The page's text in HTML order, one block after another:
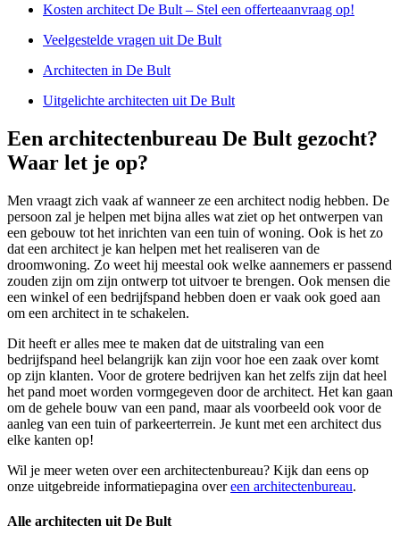
Kosten architect De Bult – Stel een offerteaanvraag op!
Veelgestelde vragen uit De Bult
Architecten in De Bult
Uitgelichte architecten uit De Bult
Een architectenbureau De Bult gezocht?
Waar let je op?
Men vraagt zich vaak af wanneer ze een architect nodig hebben. De
persoon zal je helpen met bijna alles wat ziet op het ontwerpen van
een gebouw tot het inrichten van een tuin of woning. Ook is het zo
dat een architect je kan helpen met het realiseren van de
droomwoning. Zo weet hij meestal ook welke aannemers er passend
zouden zijn om zijn ontwerp tot uitvoer te brengen. Ook mensen die
een winkel of een bedrijfspand hebben doen er vaak ook goed aan
om een architect in te schakelen.
Dit heeft er alles mee te maken dat de uitstraling van een
bedrijfspand heel belangrijk kan zijn voor hoe een zaak over komt
op zijn klanten. Voor de grotere bedrijven kan het zelfs zijn dat heel
het pand moet worden vormgegeven door de architect. Het kan gaan
om de gehele bouw van een pand, maar als voorbeeld ook voor de
aanleg van een tuin of parkeerterrein. Je kunt met een architect dus
elke kanten op!
Wil je meer weten over een architectenbureau? Kijk dan eens op
onze uitgebreide informatiepagina overeen architectenbureau.
Alle architecten uit De Bult